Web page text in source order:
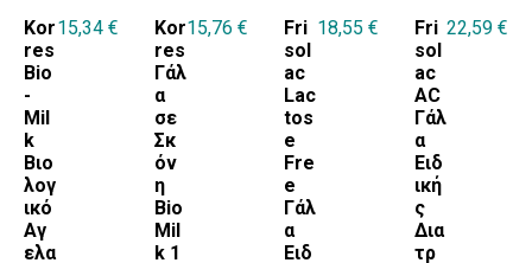
Kor
res
Bio
-
Mil
k
Βιο
λογ
ικό
Αγ
ελα
15,34 €
Kor
res
Γάλ
α
σε
Σκ
όν
η
Bio
Mil
k 1
15,76 €
Fri
sol
ac
Lac
tos
e
Fre
e
Γάλ
α
Ειδ
18,55 €
Fri
sol
ac
AC
Γάλ
α
Ειδ
ική
ς
Δια
τρ
22,59 €